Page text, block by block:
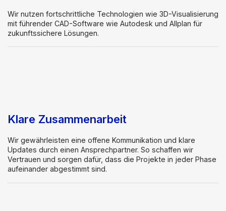
Wir nutzen fortschrittliche Technologien wie 3D-Visualisierung
mit führender CAD-Software wie Autodesk und Allplan für
zukunftssichere Lösungen.
Klare Zusammenarbeit
Wir gewährleisten eine offene Kommunikation und klare
Updates durch einen Ansprechpartner. So schaffen wir
Vertrauen und sorgen dafür, dass die Projekte in jeder Phase
aufeinander abgestimmt sind.